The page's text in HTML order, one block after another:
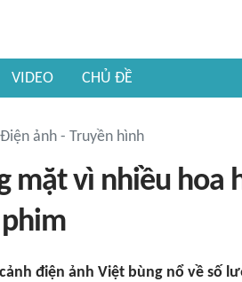
VIDEO CHỦ ĐỀ
Điện ảnh - Truyền hình
mặt vì nhiều hoa
điện ảnh Việt bùng nổ về số